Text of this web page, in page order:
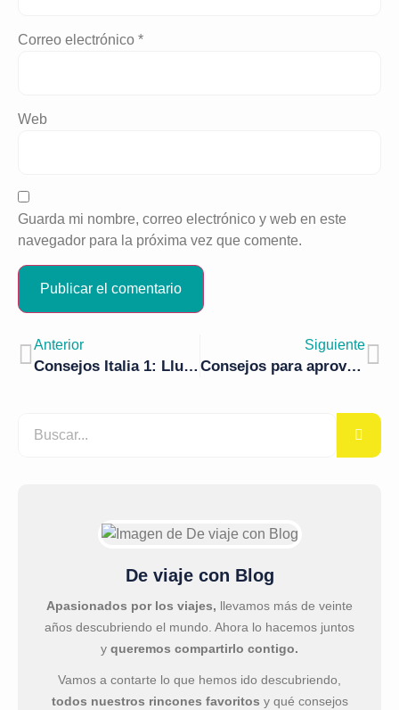
Correo electrónico *
Web
Guarda mi nombre, correo electrónico y web en este
navegador para la próxima vez que comente.
Anterior
Consejos Italia 1: Lluvia inesperada
Siguiente
Consejos para aprovechar Venecia al 100%
De viaje con Blog
Apasionados por los viajes, llevamos más de veinte
años descubriendo el mundo. Ahora lo hacemos juntos
y queremos compartirlo contigo.
Vamos a contarte lo que hemos ido descubriendo,
todos nuestros rincones favoritos y qué consejos